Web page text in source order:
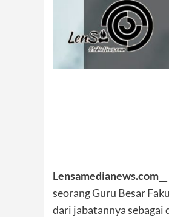
Lensamedianews.com__
seorang Guru Besar
dari jabatannya sebagai